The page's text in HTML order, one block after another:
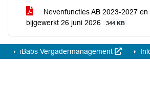
Nevenfuncties AB 2023-2027
bijgewerkt 26 juni 2026
344 KB
iBabs Vergadermanagement